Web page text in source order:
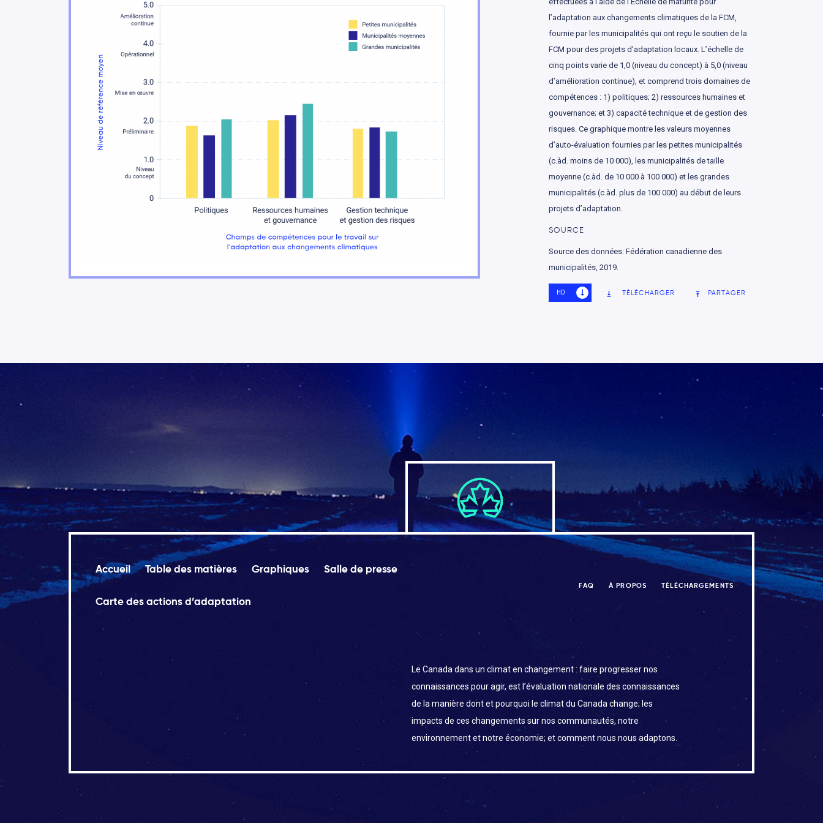
l’adaptation aux changements climatiques de la FCM,
fournie par les municipalités qui ont reçu le soutien de la
FCM pour des projets d’adaptation locaux. L’échelle de
cinq points varie de 1,0 (niveau du concept) à 5,0 (niveau
d’amélioration continue), et comprend trois domaines de
compétences : 1) politiques; 2) ressources humaines et
gouvernance; et 3) capacité technique et de gestion des
risques. Ce graphique montre les valeurs moyennes
d’auto-évaluation fournies par les petites municipalités
(c.àd. moins de 10 000), les municipalités de taille
moyenne (c.àd. de 10 000 à 100 000) et les grandes
municipalités (c.àd. plus de 100 000) au début de leurs
projets d’adaptation.
SOURCE
Source des données: Fédération canadienne des
municipalités, 2019.
HD TÉLÉCHARGER PARTAGER
Accueil Table des matières Graphiques Salle de presse
Carte des actions d’adaptation
FAQ À PROPOS TÉLÉCHARGEMENTS
Le Canada dans un climat en changement : faire progresser nos
connaissances pour agir, est l’évaluation nationale des connaissances
de la manière dont et pourquoi le climat du Canada change; les
impacts de ces changements sur nos communautés, notre
environnement et notre économie; et comment nous nous adaptons.